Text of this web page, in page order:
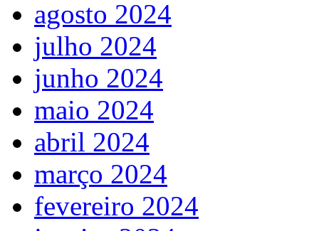
agosto 2024
julho 2024
junho 2024
maio 2024
abril 2024
março 2024
fevereiro 2024